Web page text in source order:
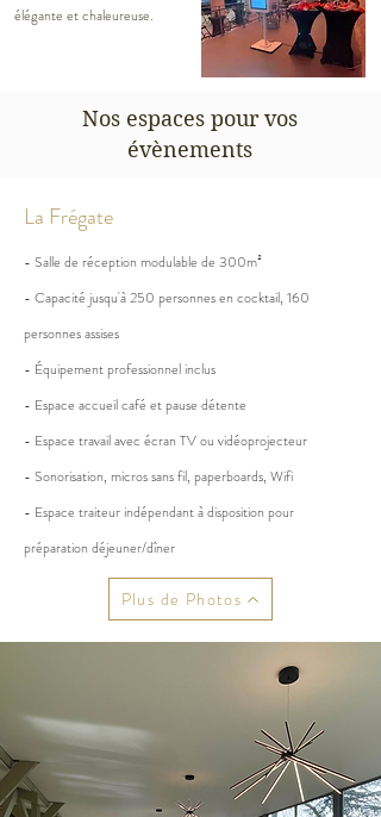
élégante et chaleureuse.
Nos espaces pour vos
évènements
La Frégate
- Salle de réception modulable de 300m²
- Capacité jusqu'à 250 personnes en cocktail, 160
personnes assises
- Équipement professionnel inclus
- Espace accueil café et pause détente
- Espace travail avec écran TV ou vidéoprojecteur
- Sonorisation, micros sans fil, paperboards, Wifi
- Espace traiteur indépendant à disposition pour
préparation déjeuner/dîner
Plus de Photos